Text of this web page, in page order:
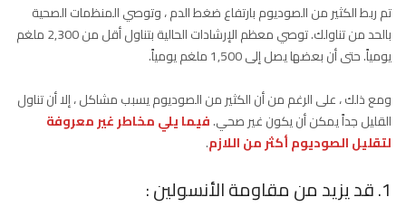
تم ربط الكثير من الصوديوم بارتفاع ضغط الدم ، وتوصي المنظمات الصحية
بالحد من تناولك. توصي معظم الإرشادات الحالية بتناول أقل من 2,300 ملغم
يومياً. حتى أن بعضها يصل إلى 1,500 ملغم يومياً.
ومع ذلك ، على الرغم من أن الكثير من الصوديوم يسبب مشاكل ، إلا أن تناول
القليل جداً يمكن أن يكون غير صحي.فيما يلي مخاطر غير معروفة
لتقليل الصوديوم أكثر من اللازم.
1. قد يزيد من مقاومة الأنسولين :